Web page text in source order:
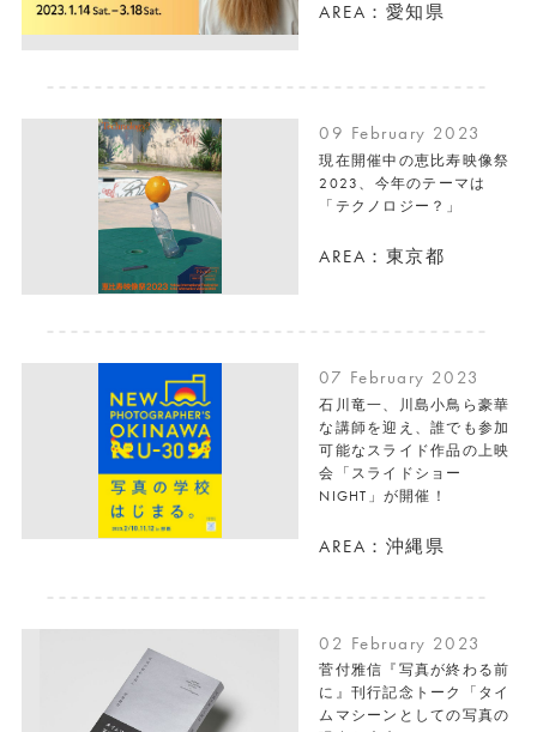
AREA：愛知県
09 February 2023
現在開催中の恵比寿映像祭
2023、今年のテーマは
「テクノロジー？」
AREA：東京都
07 February 2023
石川竜一、川島小鳥ら豪華
な講師を迎え、誰でも参加
可能なスライド作品の上映
会「スライドショー
NIGHT」が開催！
AREA：沖縄県
02 February 2023
菅付雅信『写真が終わる前
に』刊行記念トーク「タイ
ムマシーンとしての写真の